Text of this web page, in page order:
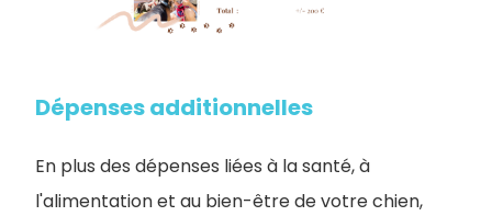
Dépenses additionnelles
En plus des dépenses liées à la santé, à
l'alimentation et au bien-être de votre chien,